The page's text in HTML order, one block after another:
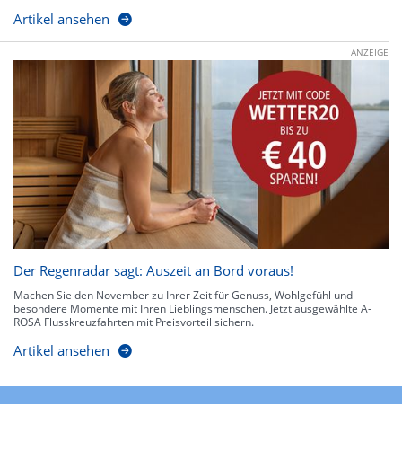
Artikel ansehen
ANZEIGE
Der Regenradar sagt: Auszeit an Bord voraus!
Machen Sie den November zu Ihrer Zeit für Genuss, Wohlgefühl und
besondere Momente mit Ihren Lieblingsmenschen. Jetzt ausgewählte A-
ROSA Flusskreuzfahrten mit Preisvorteil sichern.
Artikel ansehen